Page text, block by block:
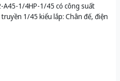
A45-1/4HP-1/45 có công suất
1/45 kiểu lắp: Chân đế, điện